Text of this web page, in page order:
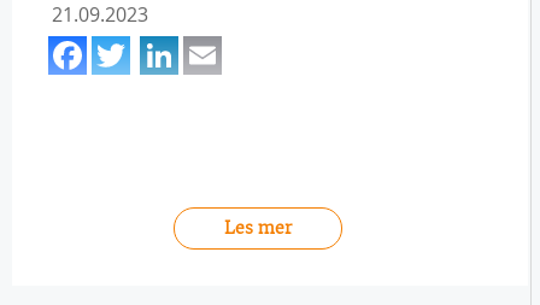
21.09.2023
Facebook
TwitterLinkedIn
Les mer